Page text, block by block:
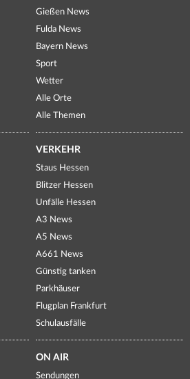
Gießen News
Fulda News
Bayern News
Sport
Wetter
Alle Orte
Alle Themen
VERKEHR
Staus Hessen
Blitzer Hessen
Unfälle Hessen
A3 News
A5 News
A661 News
Günstig tanken
Parkhäuser
Flugplan Frankfurt
Schulausfälle
ON AIR
Sendungen